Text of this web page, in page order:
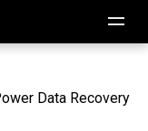
Data Recovery